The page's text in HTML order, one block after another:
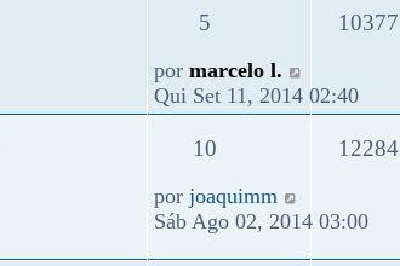
5 10377
por marcelo l.
Qui Set 11, 2014 02:40
10 12284
por joaquimm
Sáb Ago 02, 2014 03:00